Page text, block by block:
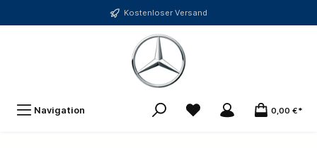
Kostenloser Versand
Navigation 0,00 €*